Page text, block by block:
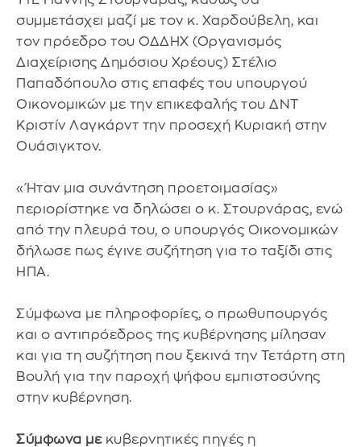
συμμετάσχει μαζί με τον κ. Χαρδούβελη, και
τον πρόεδρο του ΟΔΔΗΧ (Οργανισμός
Διαχείρισης Δημόσιου Χρέους) Στέλιο
Παπαδόπουλο στις επαφές του υπουργού
Οικονομικών με την επικεφαλής του ΔΝΤ
Κριστίν Λαγκάρντ την προσεχή Κυριακή στην
Ουάσιγκτον.
«Ήταν μια συνάντηση προετοιμασίας»
περιορίστηκε να δηλώσει ο κ. Στουρνάρας, ενώ
από την πλευρά του, ο υπουργός Οικονομικών
δήλωσε πως έγινε συζήτηση για το ταξίδι στις
ΗΠΑ.
Σύμφωνα με πληροφορίες, ο πρωθυπουργός
και ο αντιπρόεδρος της κυβέρνησης μίλησαν
και για τη συζήτηση που ξεκινά την Τετάρτη στη
Βουλή για την παροχή ψήφου εμπιστοσύνης
στην κυβέρνηση.
Σύμφωνα με κυβερνητικές πηγές η